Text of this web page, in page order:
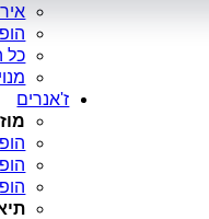
כל
ז'אנרים